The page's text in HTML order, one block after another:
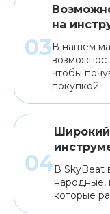
на
В нашем
чтобы
покупкой.
В SkyBeat
народные,
которые